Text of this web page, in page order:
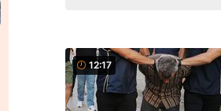
12:17